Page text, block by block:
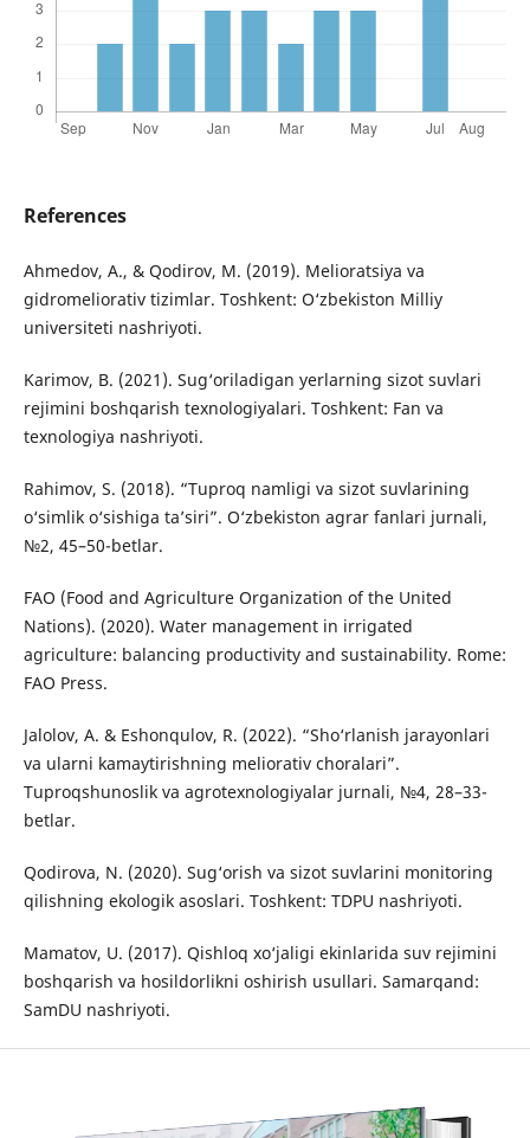
References
Ahmedov, A., & Qodirov, M. (2019). Melioratsiya va
gidromeliorativ tizimlar. Toshkent: O‘zbekiston Milliy
universiteti nashriyoti.
Karimov, B. (2021). Sug‘oriladigan yerlarning sizot suvlari
rejimini boshqarish texnologiyalari. Toshkent: Fan va
texnologiya nashriyoti.
Rahimov, S. (2018). “Tuproq namligi va sizot suvlarining
o‘simlik o‘sishiga ta’siri”. O‘zbekiston agrar fanlari jurnali,
№2, 45–50-betlar.
FAO (Food and Agriculture Organization of the United
Nations). (2020). Water management in irrigated
agriculture: balancing productivity and sustainability. Rome:
FAO Press.
Jalolov, A. & Eshonqulov, R. (2022). “Sho‘rlanish jarayonlari
va ularni kamaytirishning meliorativ choralari”.
Tuproqshunoslik va agrotexnologiyalar jurnali, №4, 28–33-
betlar.
Qodirova, N. (2020). Sug‘orish va sizot suvlarini monitoring
qilishning ekologik asoslari. Toshkent: TDPU nashriyoti.
Mamatov, U. (2017). Qishloq xo‘jaligi ekinlarida suv rejimini
boshqarish va hosildorlikni oshirish usullari. Samarqand:
SamDU nashriyoti.